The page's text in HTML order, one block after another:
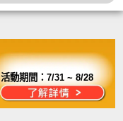
活動期間：7/31 ~ 8/28